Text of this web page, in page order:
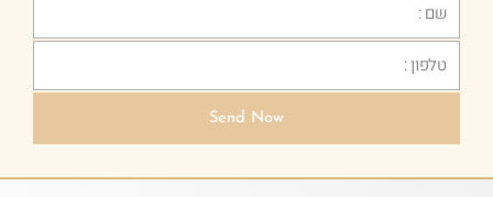
Phone
Send Now